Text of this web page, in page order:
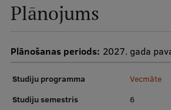
Plānojums
Plānošanas periods: 2027. gada
Studiju programma
Vecmāte
Studiju semestris
6